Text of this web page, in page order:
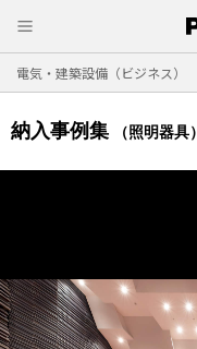
電気・建築設備（ビジネス）
納入事例集 （照明器具）